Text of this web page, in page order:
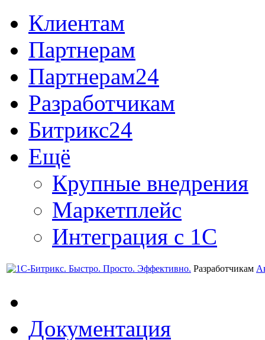
Клиентам
Партнерам
Партнерам24
Разработчикам
Битрикс24
Ещё
Крупные внедрения
Маркетплейс
Интеграция с 1С
Разработчикам
Документация